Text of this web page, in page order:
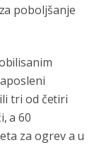
poboljšanje
tri od četiri
a 60
za ogrev a u